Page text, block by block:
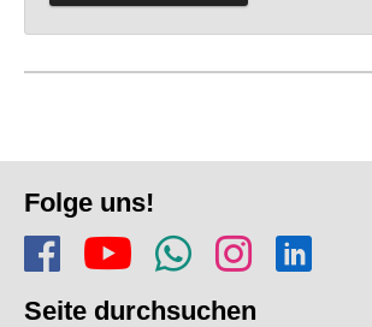
Folge uns!
Folge uns auf
Finde uns auf
FolgeFolge
Seite durchsuchen